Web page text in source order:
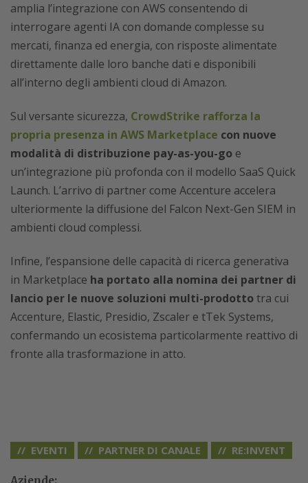
amplia l’integrazione con AWS consentendo di
interrogare agenti IA con domande complesse su
mercati, finanza ed energia, con risposte alimentate
direttamente dalle loro banche dati e disponibili
all’interno degli ambienti cloud di Amazon.
Sul versante sicurezza, CrowdStrike rafforza la
propria presenza in AWS Marketplace con nuove
modalità di distribuzione pay-as-you-go e
un’integrazione più profonda con il modello SaaS Quick
Launch. L’arrivo di partner come Accenture accelera
ulteriormente la diffusione del Falcon Next-Gen SIEM in
ambienti cloud complessi.
Infine, l’espansione delle capacità di ricerca generativa
in Marketplace ha portato alla nomina dei partner di
lancio per le nuove soluzioni multi-prodottotra cui
Accenture, Elastic, Presidio, Zscaler e tTek Systems,
confermando un ecosistema particolarmente reattivo di
fronte alla trasformazione in atto.
EVENTI PARTNER DI CANALE RE:INVENT